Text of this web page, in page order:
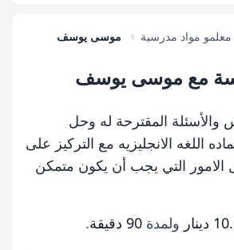
معلمو مواد مدرسية موسى يوسف
مع موسى يوسف
المقترحة له وحل
اللغه الانجليزيه مع التركيز على
الامور التي يجب أن يكون متمكن
ولمدة 90 دقيقة .